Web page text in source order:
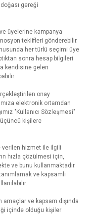
gereği
üyelerine kampanya
teklifleri gönderebilir.
her türlü seçimi üye
sonra hesap bilgileri
kendisine gelen
onay
elektronik ortamdan
"Kullanıcı Sözleşmesi"
kişilere
verilen hizmet ile ilgili
hızla çözülmesi için,
ve bunu kullanmaktadır.
ve kapsamlı
ve kapsam dışında
içinde olduğu kişiler